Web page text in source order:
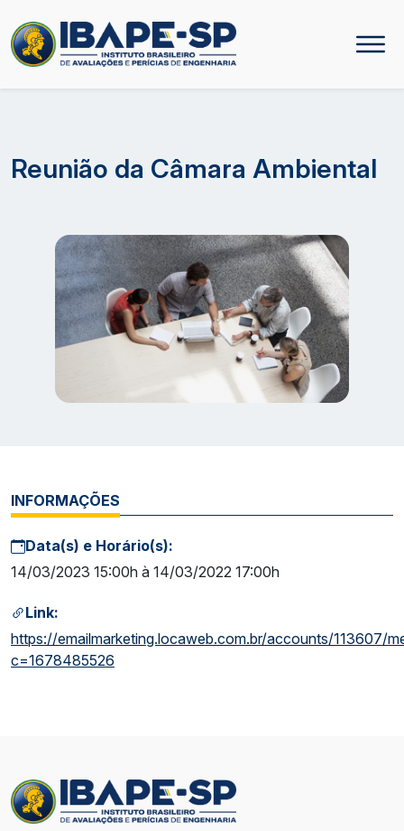
Reunião da Câmara Ambiental
INFORMAÇÕES
Data(s) e Horário(s):
14/03/2023 15:00h à 14/03/2022 17:00h
Link:
https://emailmarketing.locaweb.com.br/accounts/113607/
c=1678485526